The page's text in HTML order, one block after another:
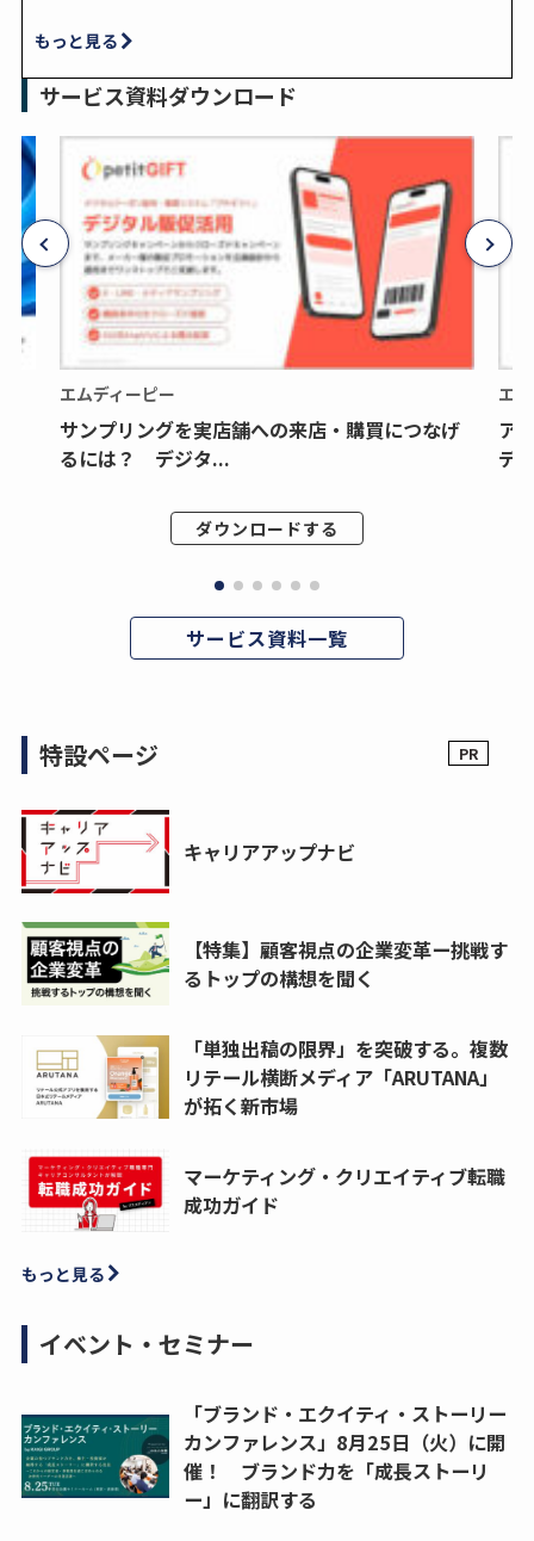
もっと見る
サービス資料ダウンロード
エムディーピー
サンプリングを実店舗への来店・購買につなげ
るには？ デジタ...
ダウンロードする
エ
ア
デ
サービス資料一覧
特設ページ
キャリアアップナビ
【特集】顧客視点の企業変革ー挑戦す
るトップの構想を聞く
「単独出稿の限界」を突破する。複数
リテール横断メディア「ARUTANA」
が拓く新市場
マーケティング・クリエイティブ転職
成功ガイド
もっと見る
イベント・セミナー
「ブランド・エクイティ・ストーリー
カンファレンス」8月25日（火）に開
催！ ブランド力を「成長ストーリ
ー」に翻訳する